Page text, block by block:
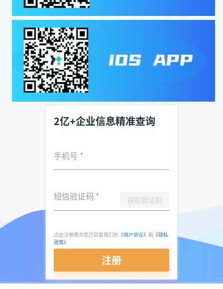
2亿+企业信息精准查询
手机号 *
短信验证码 * 获取验证码
点击注册表示您已同意我们的 《用户协议》 和 《隐私
政策》
注册